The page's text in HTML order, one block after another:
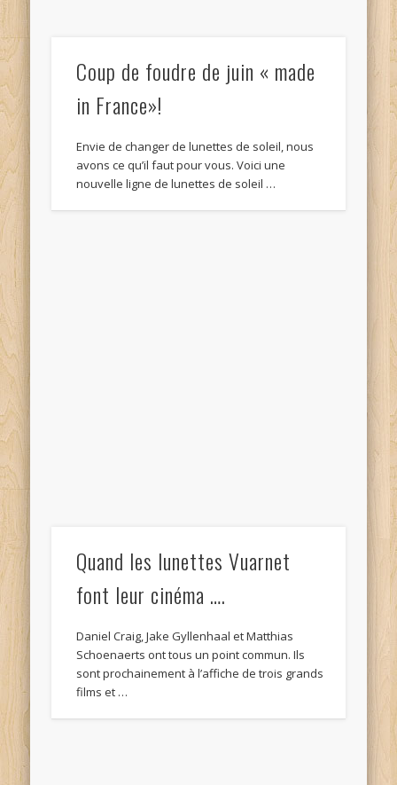
Coup de foudre de juin « made
in France»!
avons ce qu’il faut pour vous. Voici une
nouvelle ligne de lunettes de soleil …
Quand les lunettes Vuarnet
font leur cinéma ….
Schoenaerts ont tous un point commun. Ils
sont prochainement à l’affiche de trois grands
films et …